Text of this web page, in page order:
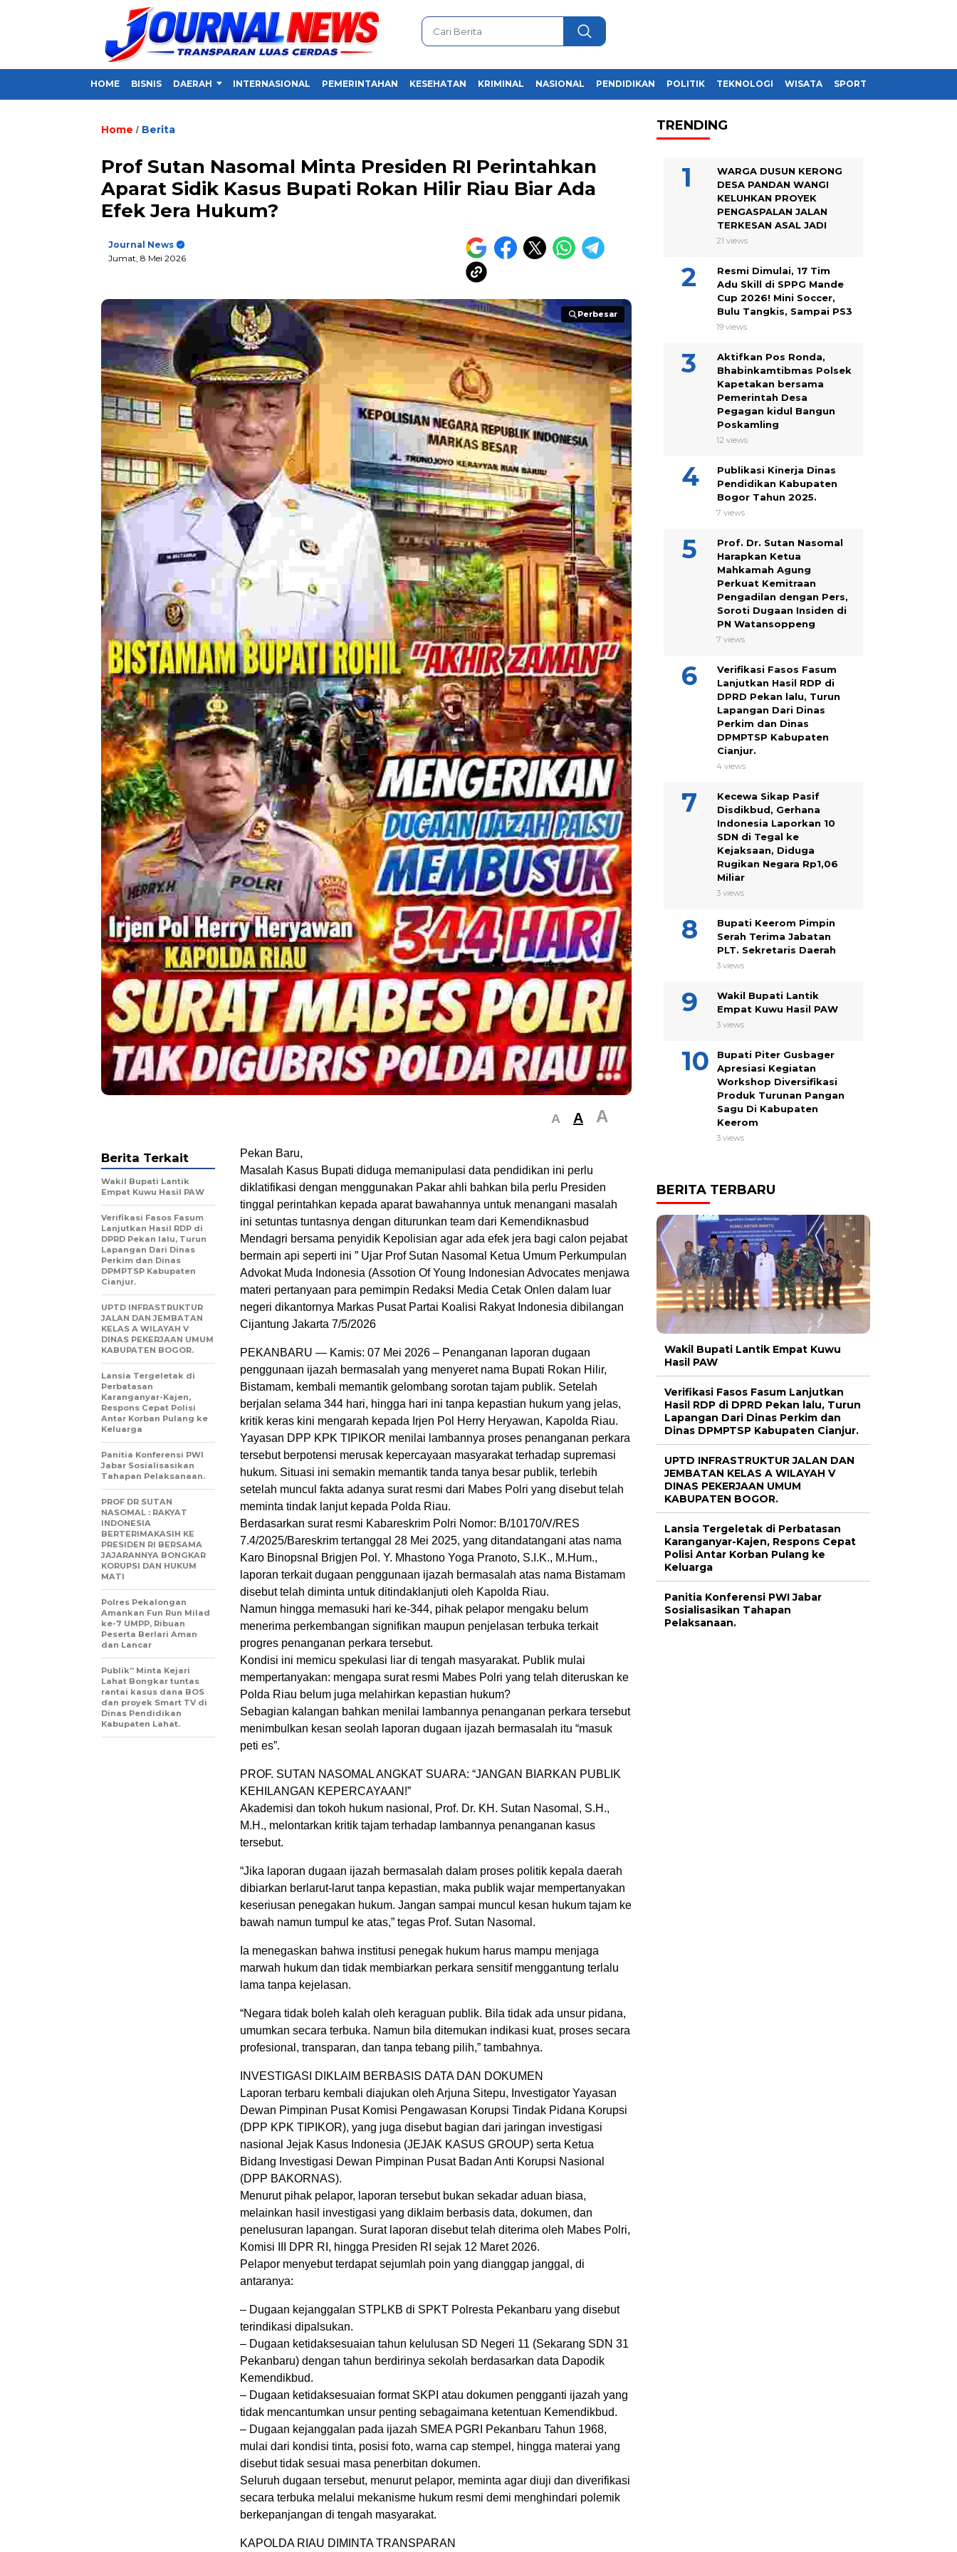
HOME BISNIS DAERAH INTERNASIONAL PEMERINTAHAN KESEHATAN KRIMINAL NASIONAL PENDIDIKAN POLITIK TEKNOLOGI WISATA SPORT
Home / Berita
Prof Sutan Nasomal Minta Presiden RI Perintahkan
Aparat Sidik Kasus Bupati Rokan Hilir Riau Biar Ada
Efek Jera Hukum?
Journal News
Jumat, 8 Mei 2026
Perbesar
Perbesar
A A A
Pekan Baru,
Masalah Kasus Bupati diduga memanipulasi data pendidikan ini perlu
diklatifikasi dengan menggunakan Pakar ahli bahkan bila perlu Presiden
tinggal perintahkan kepada aparat bawahannya untuk menangani masalah
ini setuntas tuntasnya dengan diturunkan team dari Kemendiknasbud
Mendagri bersama penyidik Kepolisian agar ada efek jera bagi calon pejabat
bermain api seperti ini ” Ujar Prof Sutan Nasomal Ketua Umum Perkumpulan
Advokat Muda Indonesia (Assotion Of Young Indonesian Advocates menjawa
materi pertanyaan para pemimpin Redaksi Media Cetak Onlen dalam luar
negeri dikantornya Markas Pusat Partai Koalisi Rakyat Indonesia dibilangan
Cijantung Jakarta 7/5/2026
PEKANBARU — Kamis: 07 Mei 2026 – Penanganan laporan dugaan
penggunaan ijazah bermasalah yang menyeret nama Bupati Rokan Hilir,
Bistamam, kembali memantik gelombang sorotan tajam publik. Setelah
berjalan selama 344 hari, hingga hari ini tanpa kepastian hukum yang jelas,
kritik keras kini mengarah kepada Irjen Pol Herry Heryawan, Kapolda Riau.
Yayasan DPP KPK TIPIKOR menilai lambannya proses penanganan perkara
tersebut berpotensi merusak kepercayaan masyarakat terhadap supremasi
hukum. Situasi ini semakin memantik tanda tanya besar publik, terlebih
setelah muncul fakta adanya surat resmi dari Mabes Polri yang disebut telah
meminta tindak lanjut kepada Polda Riau.
Berdasarkan surat resmi Kabareskrim Polri Nomor: B/10170/V/RES
7.4/2025/Bareskrim tertanggal 28 Mei 2025, yang ditandatangani atas nama
Karo Binopsnal Brigjen Pol. Y. Mhastono Yoga Pranoto, S.I.K., M.Hum.,
laporan terkait dugaan penggunaan ijazah bermasalah atas nama Bistamam
disebut telah diminta untuk ditindaklanjuti oleh Kapolda Riau.
Namun hingga memasuki hari ke-344, pihak pelapor mengaku belum
menerima perkembangan signifikan maupun penjelasan terbuka terkait
progres penanganan perkara tersebut.
Kondisi ini memicu spekulasi liar di tengah masyarakat. Publik mulai
mempertanyakan: mengapa surat resmi Mabes Polri yang telah diteruskan ke
Polda Riau belum juga melahirkan kepastian hukum?
Sebagian kalangan bahkan menilai lambannya penanganan perkara tersebut
menimbulkan kesan seolah laporan dugaan ijazah bermasalah itu “masuk
peti es”.
PROF. SUTAN NASOMAL ANGKAT SUARA: “JANGAN BIARKAN PUBLIK
KEHILANGAN KEPERCAYAAN!”
Akademisi dan tokoh hukum nasional, Prof. Dr. KH. Sutan Nasomal, S.H.,
M.H., melontarkan kritik tajam terhadap lambannya penanganan kasus
tersebut.
“Jika laporan dugaan ijazah bermasalah dalam proses politik kepala daerah
dibiarkan berlarut-larut tanpa kepastian, maka publik wajar mempertanyakan
keseriusan penegakan hukum. Jangan sampai muncul kesan hukum tajam ke
bawah namun tumpul ke atas,” tegas Prof. Sutan Nasomal.
Ia menegaskan bahwa institusi penegak hukum harus mampu menjaga
marwah hukum dan tidak membiarkan perkara sensitif menggantung terlalu
lama tanpa kejelasan.
“Negara tidak boleh kalah oleh keraguan publik. Bila tidak ada unsur pidana,
umumkan secara terbuka. Namun bila ditemukan indikasi kuat, proses secara
profesional, transparan, dan tanpa tebang pilih,” tambahnya.
INVESTIGASI DIKLAIM BERBASIS DATA DAN DOKUMEN
Laporan terbaru kembali diajukan oleh Arjuna Sitepu, Investigator Yayasan
Dewan Pimpinan Pusat Komisi Pengawasan Korupsi Tindak Pidana Korupsi
(DPP KPK TIPIKOR), yang juga disebut bagian dari jaringan investigasi
nasional Jejak Kasus Indonesia (JEJAK KASUS GROUP) serta Ketua
Bidang Investigasi Dewan Pimpinan Pusat Badan Anti Korupsi Nasional
(DPP BAKORNAS).
Menurut pihak pelapor, laporan tersebut bukan sekadar aduan biasa,
melainkan hasil investigasi yang diklaim berbasis data, dokumen, dan
penelusuran lapangan. Surat laporan disebut telah diterima oleh Mabes Polri,
Komisi III DPR RI, hingga Presiden RI sejak 12 Maret 2026.
Pelapor menyebut terdapat sejumlah poin yang dianggap janggal, di
antaranya:
– Dugaan kejanggalan STPLKB di SPKT Polresta Pekanbaru yang disebut
terindikasi dipalsukan.
– Dugaan ketidaksesuaian tahun kelulusan SD Negeri 11 (Sekarang SDN 31
Pekanbaru) dengan tahun berdirinya sekolah berdasarkan data Dapodik
Kemendikbud.
– Dugaan ketidaksesuaian format SKPI atau dokumen pengganti ijazah yang
tidak mencantumkan unsur penting sebagaimana ketentuan Kemendikbud.
– Dugaan kejanggalan pada ijazah SMEA PGRI Pekanbaru Tahun 1968,
mulai dari kondisi tinta, posisi foto, warna cap stempel, hingga materai yang
disebut tidak sesuai masa penerbitan dokumen.
Seluruh dugaan tersebut, menurut pelapor, meminta agar diuji dan diverifikasi
secara terbuka melalui mekanisme hukum resmi demi menghindari polemik
berkepanjangan di tengah masyarakat.
KAPOLDA RIAU DIMINTA TRANSPARAN
Berita Terkait
Wakil Bupati Lantik
Empat Kuwu Hasil PAW
Verifikasi Fasos Fasum
Lanjutkan Hasil RDP di
DPRD Pekan lalu, Turun
Lapangan Dari Dinas
Perkim dan Dinas
DPMPTSP Kabupaten
Cianjur.
UPTD INFRASTRUKTUR
JALAN DAN JEMBATAN
KELAS A WILAYAH V
DINAS PEKERJAAN UMUM
KABUPATEN BOGOR.
Lansia Tergeletak di
Perbatasan
Karanganyar-Kajen,
Respons Cepat Polisi
Antar Korban Pulang ke
Keluarga
Panitia Konferensi PWI
Jabar Sosialisasikan
Tahapan Pelaksanaan.
PROF DR SUTAN
NASOMAL : RAKYAT
INDONESIA
BERTERIMAKASIH KE
PRESIDEN RI BERSAMA
JAJARANNYA BONGKAR
KORUPSI DAN HUKUM
MATI
Polres Pekalongan
Amankan Fun Run Milad
ke-7 UMPP, Ribuan
Peserta Berlari Aman
dan Lancar
Publik” Minta Kejari
Lahat Bongkar tuntas
rantai kasus dana BOS
dan proyek Smart TV di
Dinas Pendidikan
Kabupaten Lahat.
TRENDING
WARGA DUSUN KERONG
DESA PANDAN WANGI
KELUHKAN PROYEK
PENGASPALAN JALAN
TERKESAN ASAL JADI
21 views
Resmi Dimulai, 17 Tim
Adu Skill di SPPG Mande
Cup 2026! Mini Soccer,
Bulu Tangkis, Sampai PS3
19 views
Aktifkan Pos Ronda,
Bhabinkamtibmas Polsek
Kapetakan bersama
Pemerintah Desa
Pegagan kidul Bangun
Poskamling
12 views
Publikasi Kinerja Dinas
Pendidikan Kabupaten
Bogor Tahun 2025.
7 views
Prof. Dr. Sutan Nasomal
Harapkan Ketua
Mahkamah Agung
Perkuat Kemitraan
Pengadilan dengan Pers,
Soroti Dugaan Insiden di
PN Watansoppeng
7 views
Verifikasi Fasos Fasum
Lanjutkan Hasil RDP di
DPRD Pekan lalu, Turun
Lapangan Dari Dinas
Perkim dan Dinas
DPMPTSP Kabupaten
Cianjur.
4 views
Kecewa Sikap Pasif
Disdikbud, Gerhana
Indonesia Laporkan 10
SDN di Tegal ke
Kejaksaan, Diduga
Rugikan Negara Rp1,06
Miliar
3 views
Bupati Keerom Pimpin
Serah Terima Jabatan
PLT. Sekretaris Daerah
3 views
Wakil Bupati Lantik
Empat Kuwu Hasil PAW
3 views
Bupati Piter Gusbager
Apresiasi Kegiatan
Workshop Diversifikasi
Produk Turunan Pangan
Sagu Di Kabupaten
Keerom
3 views
BERITA TERBARU
Wakil Bupati Lantik Empat Kuwu
Hasil PAW
Verifikasi Fasos Fasum Lanjutkan
Hasil RDP di DPRD Pekan lalu, Turun
Lapangan Dari Dinas Perkim dan
Dinas DPMPTSP Kabupaten Cianjur.
UPTD INFRASTRUKTUR JALAN DAN
JEMBATAN KELAS A WILAYAH V
DINAS PEKERJAAN UMUM
KABUPATEN BOGOR.
Lansia Tergeletak di Perbatasan
Karanganyar-Kajen, Respons Cepat
Polisi Antar Korban Pulang ke
Keluarga
Panitia Konferensi PWI Jabar
Sosialisasikan Tahapan
Pelaksanaan.